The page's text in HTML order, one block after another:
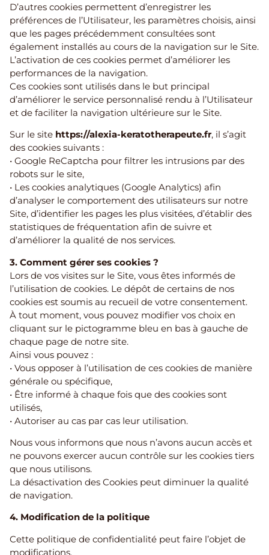
D’autres cookies permettent d’enregistrer les
préférences de l’Utilisateur, les paramètres choisis, ainsi
que les pages précédemment consultées sont
également installés au cours de la navigation sur le Site.
L’activation de ces cookies permet d’améliorer les
performances de la navigation.
Ces cookies sont utilisés dans le but principal
d’améliorer le service personnalisé rendu à l’Utilisateur
et de faciliter la navigation ultérieure sur le Site.
Sur le site https://alexia-keratotherapeute.fr, il s’agit
des cookies suivants :
• Google ReCaptcha pour filtrer les intrusions par des
robots sur le site,
• Les cookies analytiques (Google Analytics) afin
d’analyser le comportement des utilisateurs sur notre
Site, d’identifier les pages les plus visitées, d’établir des
statistiques de fréquentation afin de suivre et
d’améliorer la qualité de nos services.
3. Comment gérer ses cookies ?
Lors de vos visites sur le Site, vous êtes informés de
l’utilisation de cookies. Le dépôt de certains de nos
cookies est soumis au recueil de votre consentement.
À tout moment, vous pouvez modifier vos choix en
cliquant sur le pictogramme bleu en bas à gauche de
chaque page de notre site.
Ainsi vous pouvez :
• Vous opposer à l’utilisation de ces cookies de manière
générale ou spécifique,
• Être informé à chaque fois que des cookies sont
utilisés,
• Autoriser au cas par cas leur utilisation.
Nous vous informons que nous n’avons aucun accès et
ne pouvons exercer aucun contrôle sur les cookies tiers
que nous utilisons.
La désactivation des Cookies peut diminuer la qualité
de navigation.
4. Modification de la politique
Cette politique de confidentialité peut faire l’objet de
modifications.